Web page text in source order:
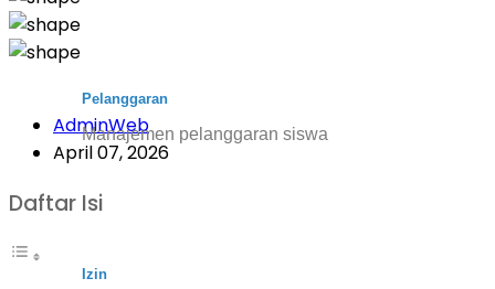
Pelanggaran
Manajemen pelanggaran siswa
Izin
AdminWeb
April 07, 2026
Daftar Isi